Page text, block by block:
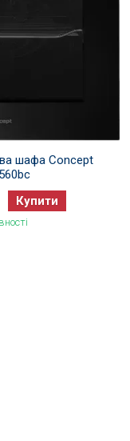
шафа Concept
Купити